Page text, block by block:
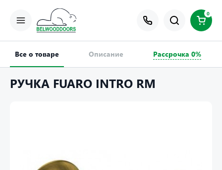
0
Все о товаре Описание Рассрочка 0%
РУЧКА FUARO INTRO RM